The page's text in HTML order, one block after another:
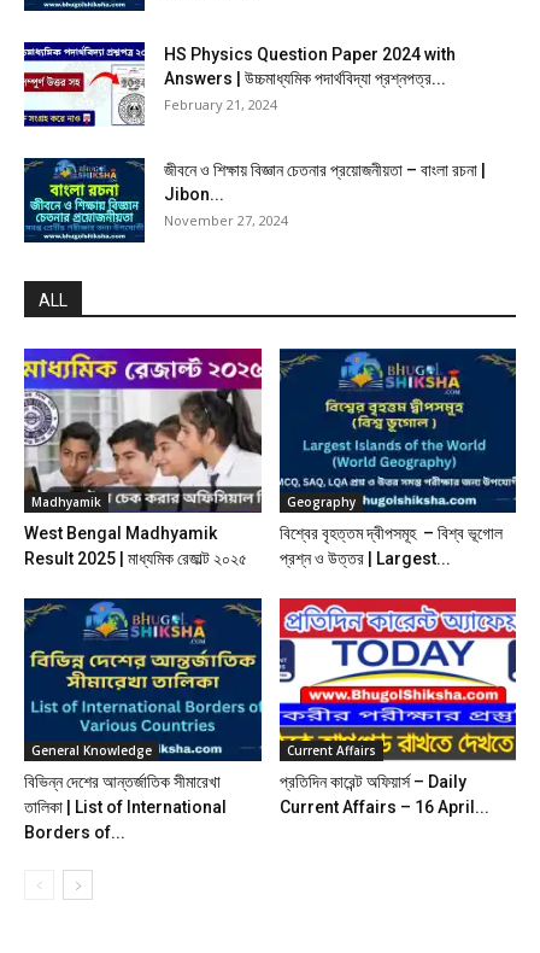
HS Physics Question Paper 2024 with
Answers | উচ্চমাধ্যমিক পদার্থবিদ্যা প্রশ্নপত্র...
February 21, 2024
জীবনে ও শিক্ষায় বিজ্ঞান চেতনার প্রয়োজনীয়তা – বাংলা রচনা |
Jibon...
November 27, 2024
ALL
Madhyamik
West Bengal Madhyamik
Result 2025 | মাধ্যমিক রেজাল্ট ২০২৫
Geography
বিশ্বের বৃহত্তম দ্বীপসমূহ – বিশ্ব ভূগোল
প্রশ্ন ও উত্তর | Largest...
General Knowledge
বিভিন্ন দেশের আন্তর্জাতিক সীমারেখা
তালিকা | List of International
Borders of...
Current Affairs
প্রতিদিন কারেন্ট অফিয়ার্স – Daily
Current Affairs – 16 April...